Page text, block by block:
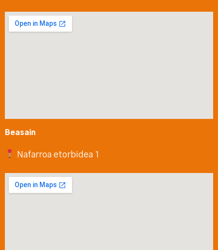
Beasain
Nafarroa etorbidea 1